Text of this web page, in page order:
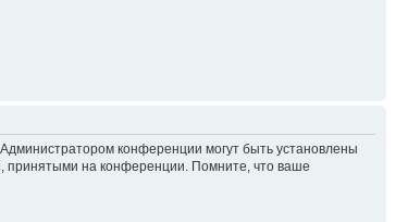
конференции могут быть установлены
принятыми на конференции. Помните, что ваше